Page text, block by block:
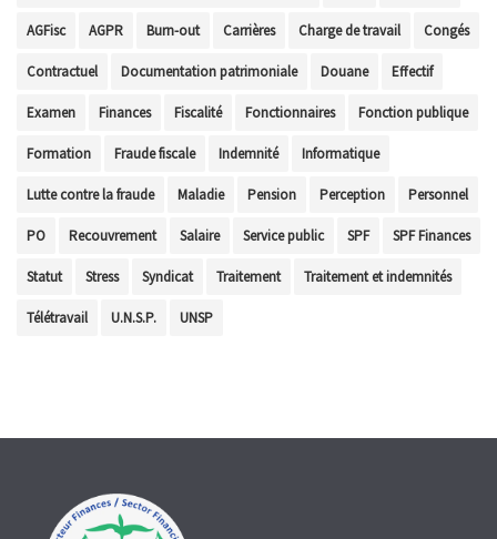
AGFisc AGPR Burn-out Carrières Charge de travail Congés
Contractuel Documentation patrimoniale Douane Effectif
Examen Finances Fiscalité Fonctionnaires Fonction publique
Formation Fraude fiscale Indemnité Informatique
Lutte contre la fraude Maladie Pension Perception Personnel
PO Recouvrement Salaire Service public SPF SPF Finances
Statut Stress Syndicat Traitement Traitement et indemnités
Télétravail U.N.S.P. UNSP